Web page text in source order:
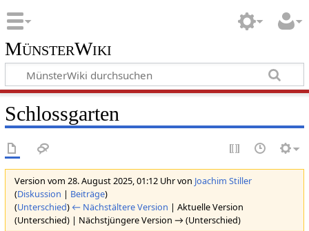
MünsterWiki
Schlossgarten
Version vom 28. August 2025, 01:12 Uhr von Joachim Stiller
(Diskussion | Beiträge)
(Unterschied) ← Nächstältere Version | Aktuelle Version
(Unterschied) | Nächstjüngere Version → (Unterschied)